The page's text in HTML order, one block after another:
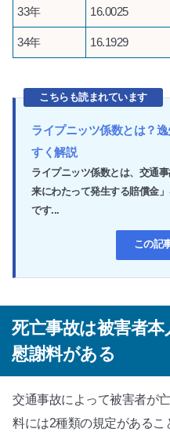
33年 16.0025
34年 16.1929
こちらも読まれています
ライプニッツ係数とは？
すく解説
ライプニッツ係数とは、交通
来にわたって発生する賠償金
です...
この記
死亡事故は被害者
慰謝料がある
交通事故によって被害者が
料には2種類の規定があるこ